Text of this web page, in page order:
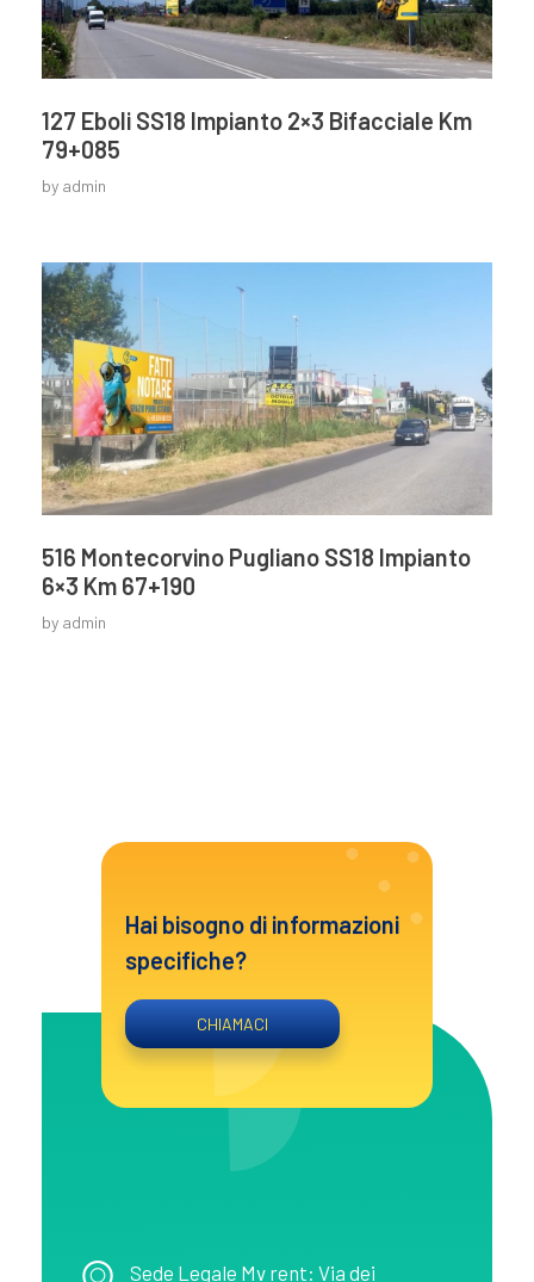
127 Eboli SS18 Impianto 2×3 Bifacciale Km
79+085
by admin
516 Montecorvino Pugliano SS18 Impianto
6×3 Km 67+190
by admin
Hai bisogno di informazioni
specifiche?
CHIAMACI
Sede Legale Mv rent: Via dei